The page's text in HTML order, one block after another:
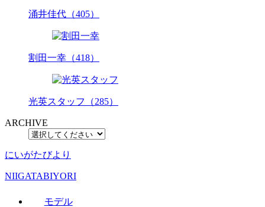
涌井佳代（405）
割田一幸（418）
光英スタッフ（285）
ARCHIVE
にいがたびより
NIIGATABIYORI
モデル